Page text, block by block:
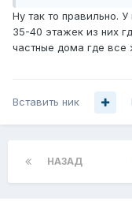
Ну так то правильно.
35-40 этажек из них
частные дома где все
Вставить ник
НАЗАД